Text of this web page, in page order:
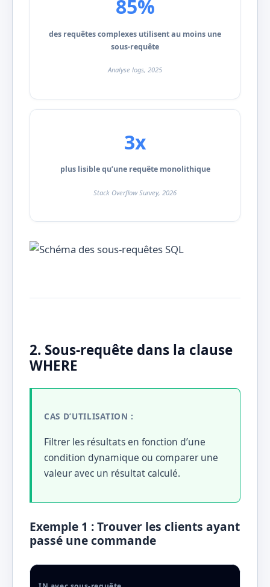
85%
des requêtes complexes utilisent au moins une
sous-requête
Analyse logs, 2025
3x
plus lisible qu’une requête monolithique
Stack Overflow Survey, 2026
2. Sous-requête dans la clause
WHERE
CAS D’UTILISATION :
Filtrer les résultats en fonction d’une
condition dynamique ou comparer une
valeur avec un résultat calculé.
Exemple 1 : Trouver les clients ayant
passé une commande